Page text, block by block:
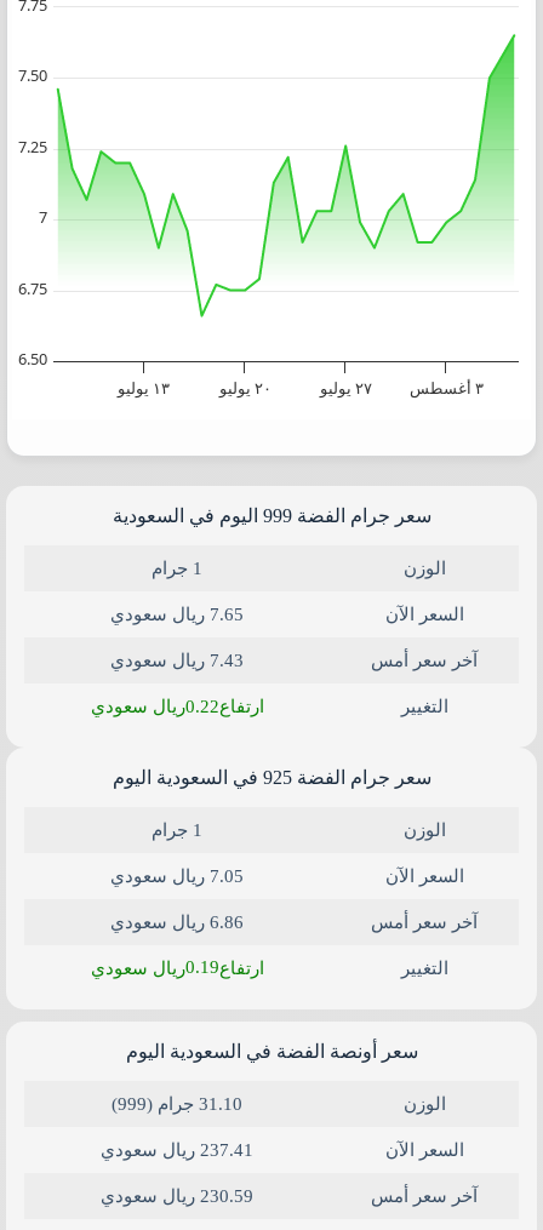
Chart with 32 data points.
Data ranges from 2026-07-07 00:00:00 to 2026-08-07 17:05:51.
chart has 1 Y axis displaying values. Data ranges from 6.66 to 7.65.
١٣ يوليو ٢٠ يوليو ٢٧ يوليو ٣ أغسطس
6.50
6.75
7
7.25
7.50
7.75
سعر جرام الفضة 999 اليوم في السعودية
الوزن 1 جرام
السعر الآن 7.65 ريال سعودي
آخر سعر أمس 7.43 ريال سعودي
التغيير ارتفاع0.22ريال سعودي
سعر جرام الفضة 925 في السعودية اليوم
الوزن 1 جرام
السعر الآن 7.05 ريال سعودي
آخر سعر أمس 6.86 ريال سعودي
التغيير ارتفاع0.19ريال سعودي
سعر أونصة الفضة في السعودية​ اليوم
الوزن 31.10 جرام (999)
السعر الآن 237.41 ريال سعودي
آخر سعر أمس 230.59 ريال سعودي